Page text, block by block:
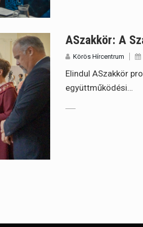
ASzakkör: A
Körös Hírcentrum
Elindul ASzakkör
együttműködési…